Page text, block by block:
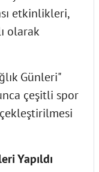
etkinlikleri,
olarak
Günleri"
çeşitli spor
Yapıldı